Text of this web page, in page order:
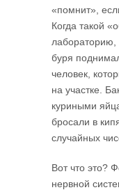
«помнит»,
Когда такой
лабораторию,
буря
человек,
на участке.
куриными
бросали в
случайных
Вот что это?
нервной